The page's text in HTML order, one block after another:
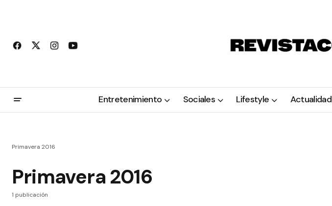
Entretenimiento Sociales Lifestyle Actualidad
Primavera 2016
Primavera 2016
1 publicación